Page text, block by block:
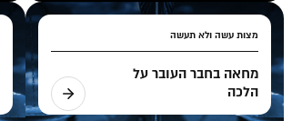
מצות עשה ולא תעשה
מחאה בחבר העובר על
הלכה